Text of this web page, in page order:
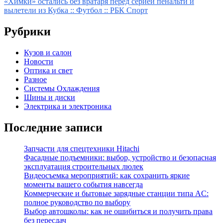
записям
вылетели из Кубка :: Футбол :: РБК Спорт
Рубрики
Кузов и салон
Новости
Оптика и свет
Разное
Системы Охлаждения
Шины и диски
Электрика и электроника
Последние записи
Запчасти для спецтехники Hitachi
Фасадные подъемники: выбор, устройство и безопасная
эксплуатация строительных люлек
Видеосъемка мероприятий: как сохранить яркие
моменты вашего события навсегда
Коммерческие и бытовые зарядные станции типа AC:
полное руководство по выбору
Выбор автошколы: как не ошибиться и получить права
без пересдач